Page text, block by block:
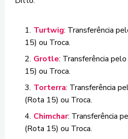
Turtwig: Transferência
15) ou Troca.
Grotle: Transferência
15) ou Troca.
Torterra: Transferência
(Rota 15) ou Troca.
Chimchar: Transferência
(Rota 15) ou Troca.